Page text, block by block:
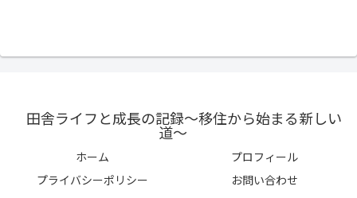
田舎ライフと成長の記録〜移住から始まる新しい
道〜
ホーム
プロフィール
プライバシーポリシー
お問い合わせ